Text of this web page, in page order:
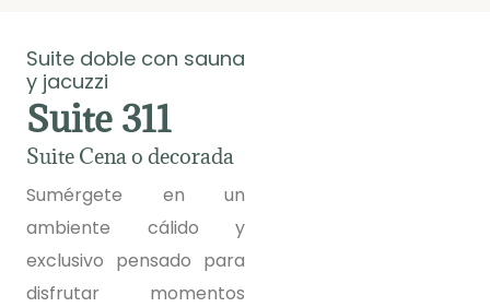
Suite doble con sauna
y jacuzzi
Suite 311
Suite Cena o decorada
Sumérgete en un
ambiente cálido y
exclusivo pensado para
disfrutar momentos